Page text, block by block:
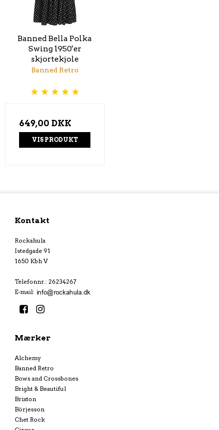
Banned Bella Polka
Swing 1950'er
skjortekjole
Banned Retro
649,00 DKK
VIS PRODUKT
Kontakt
Rockahula
Istedgade 91
1650 Kbh V
Telefonnr.: 26234267
E-mail:
Mærker
Alchemy
Banned Retro
Bows and Crossbones
Bright & Beautiful
Brixton
Börjesson
Chet Rock